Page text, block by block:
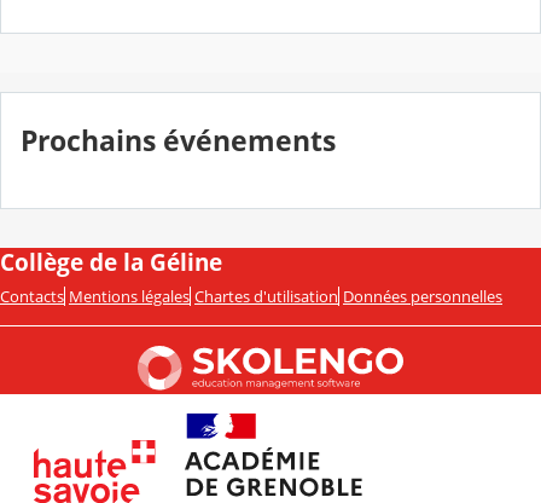
Prochains événements
Collège de la Géline
Contacts Mentions légales Chartes d'utilisation Données personnelles